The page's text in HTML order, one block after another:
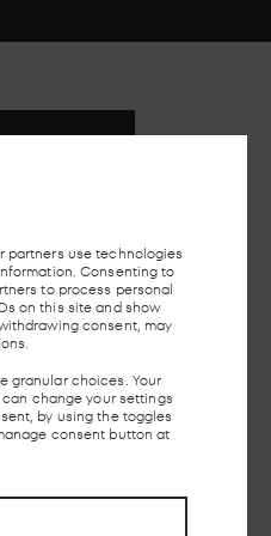
partners use technologies
Consenting to
to process personal
on this site and show
consent, may
granular choices. Your
change your settings
by using the toggles
consent button at
MADRID